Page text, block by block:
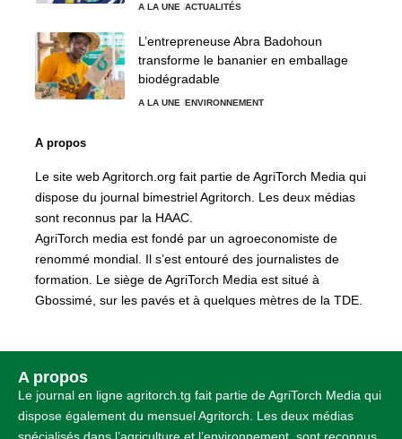
A LA UNE ACTUALITÉS
L’entrepreneuse Abra Badohoun
transforme le bananier en emballage
biodégradable
A LA UNE ENVIRONNEMENT
A propos
Le site web Agritorch.org fait partie de AgriTorch Media qui
dispose du journal bimestriel Agritorch. Les deux médias
sont reconnus par la HAAC.
AgriTorch media est fondé par un agroeconomiste de
renommé mondial. Il s’est entouré des journalistes de
formation. Le siège de AgriTorch Media est situé à
Gbossimé, sur les pavés et à quelques mètres de la TDE.
A propos
Le journal en ligne agritorch.tg fait partie de AgriTorch Media qui
dispose également du mensuel Agritorch. Les deux médias